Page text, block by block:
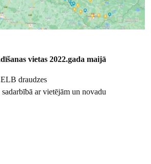
vietas 2022.gada maijā
draudzes
ar vietējām un novadu